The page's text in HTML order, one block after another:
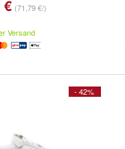
€ (71,79 €/)
Versand
- 42%